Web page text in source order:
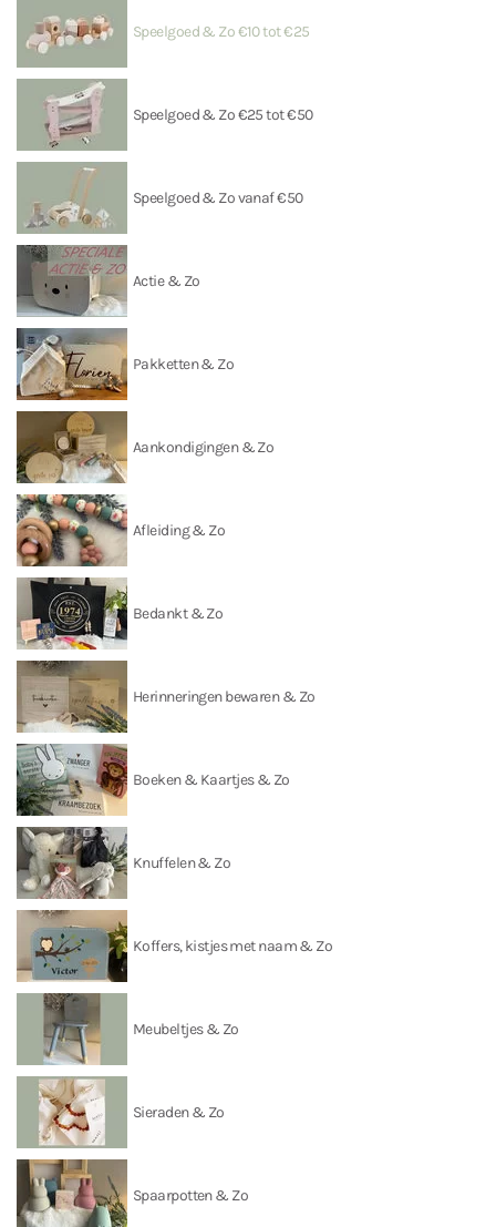
Speelgoed & Zo €10 tot €25
Speelgoed & Zo €25 tot €50
Speelgoed & Zo vanaf €50
Actie & Zo
Pakketten & Zo
Aankondigingen & Zo
Afleiding & Zo
Bedankt & Zo
Herinneringen bewaren & Zo
Boeken & Kaartjes & Zo
Knuffelen & Zo
Koffers, kistjes met naam & Zo
Meubeltjes & Zo
Sieraden & Zo
Spaarpotten & Zo